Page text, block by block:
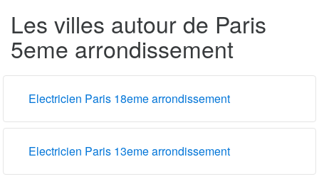
Les villes autour de Paris
5eme arrondissement
Electricien Paris 18eme arrondissement
Electricien Paris 13eme arrondissement